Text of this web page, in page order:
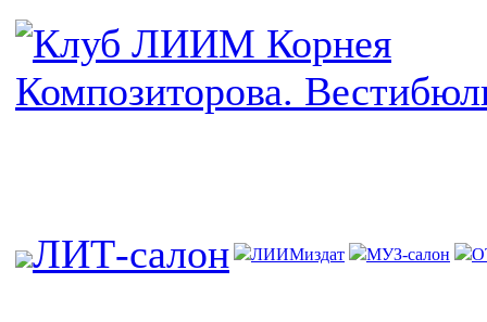
ЛИТ-салон ЛИИМиздат МУЗ-салон